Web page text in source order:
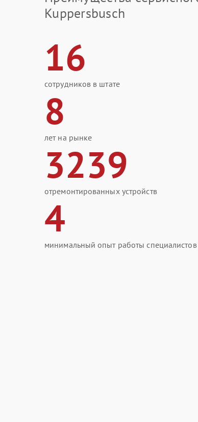
Kuppersbusch
16
сотрудников в штате
8
лет на рынке
3239
отремонтированных устройств
4
минимальный опыт работы специалистов